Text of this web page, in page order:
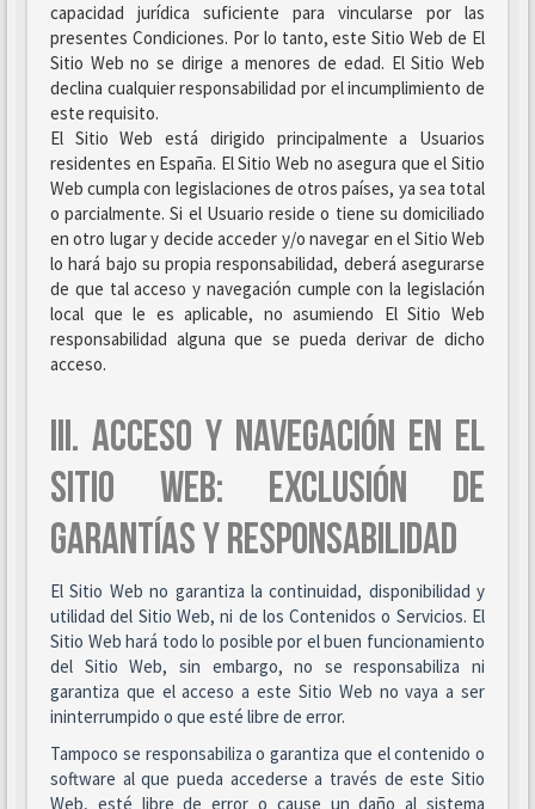
capacidad jurídica suficiente para vincularse por las
presentes Condiciones. Por lo tanto, este Sitio Web de El
Sitio Web no se dirige a menores de edad. El Sitio Web
declina cualquier responsabilidad por el incumplimiento de
este requisito.
El Sitio Web está dirigido principalmente a Usuarios
residentes en España. El Sitio Web no asegura que el Sitio
Web cumpla con legislaciones de otros países, ya sea total
o parcialmente. Si el Usuario reside o tiene su domiciliado
en otro lugar y decide acceder y/o navegar en el Sitio Web
lo hará bajo su propia responsabilidad, deberá asegurarse
de que tal acceso y navegación cumple con la legislación
local que le es aplicable, no asumiendo El Sitio Web
responsabilidad alguna que se pueda derivar de dicho
acceso.
III. ACCESO Y NAVEGACIÓN EN EL
SITIO WEB: EXCLUSIÓN DE
GARANTÍAS Y RESPONSABILIDAD
El Sitio Web no garantiza la continuidad, disponibilidad y
utilidad del Sitio Web, ni de los Contenidos o Servicios. El
Sitio Web hará todo lo posible por el buen funcionamiento
del Sitio Web, sin embargo, no se responsabiliza ni
garantiza que el acceso a este Sitio Web no vaya a ser
ininterrumpido o que esté libre de error.
Tampoco se responsabiliza o garantiza que el contenido o
software al que pueda accederse a través de este Sitio
Web, esté libre de error o cause un daño al sistema